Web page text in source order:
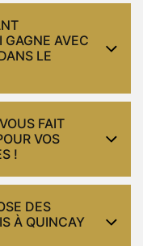
GAGNE AVEC
LE
FAIT
VOS
!
DES
À QUINCAY